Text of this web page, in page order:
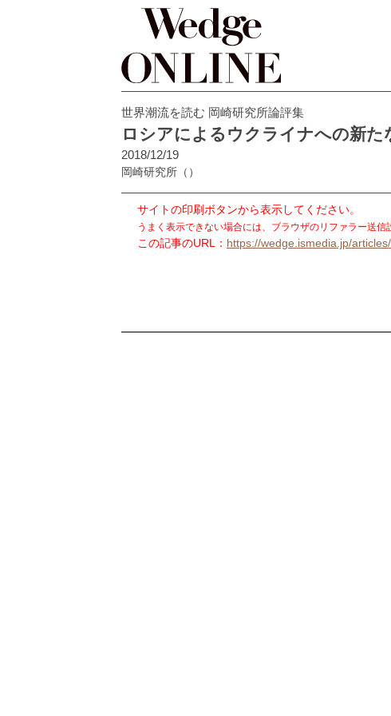
世界潮流を読む 岡崎研究所論評集
ロシアによるウクライナへの新た
2018/12/19
岡崎研究所 （）
サイトの印刷ボタンから表示してください。
うまく表示できない場合には、ブラウザのリファラー送信
この記事のURL： https://wedge.ismedia.jp/